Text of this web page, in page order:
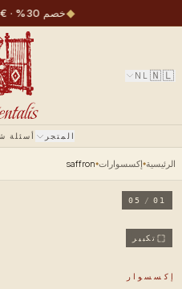
◆خصم 30% · €100 → €70 · لفترة محدودة
🇳🇱
NL
المتجر أسئلة
الرئيسية إكسسوارات saffron
تكبير
01
/
05
إكسسوار